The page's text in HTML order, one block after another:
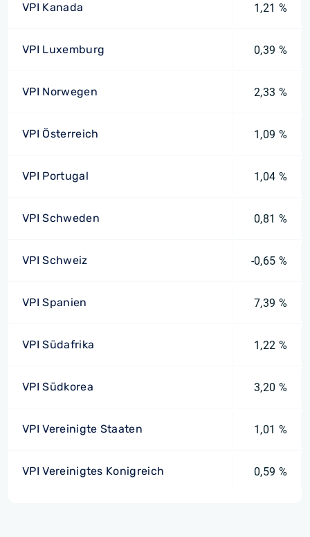
VPI Kanada 1,21 %
VPI Luxemburg 0,39 %
VPI Norwegen 2,33 %
VPI Österreich 1,09 %
VPI Portugal 1,04 %
VPI Schweden 0,81 %
VPI Schweiz -0,65 %
VPI Spanien 7,39 %
VPI Südafrika 1,22 %
VPI Südkorea 3,20 %
VPI Vereinigte Staaten 1,01 %
VPI Vereinigtes Konigreich 0,59 %